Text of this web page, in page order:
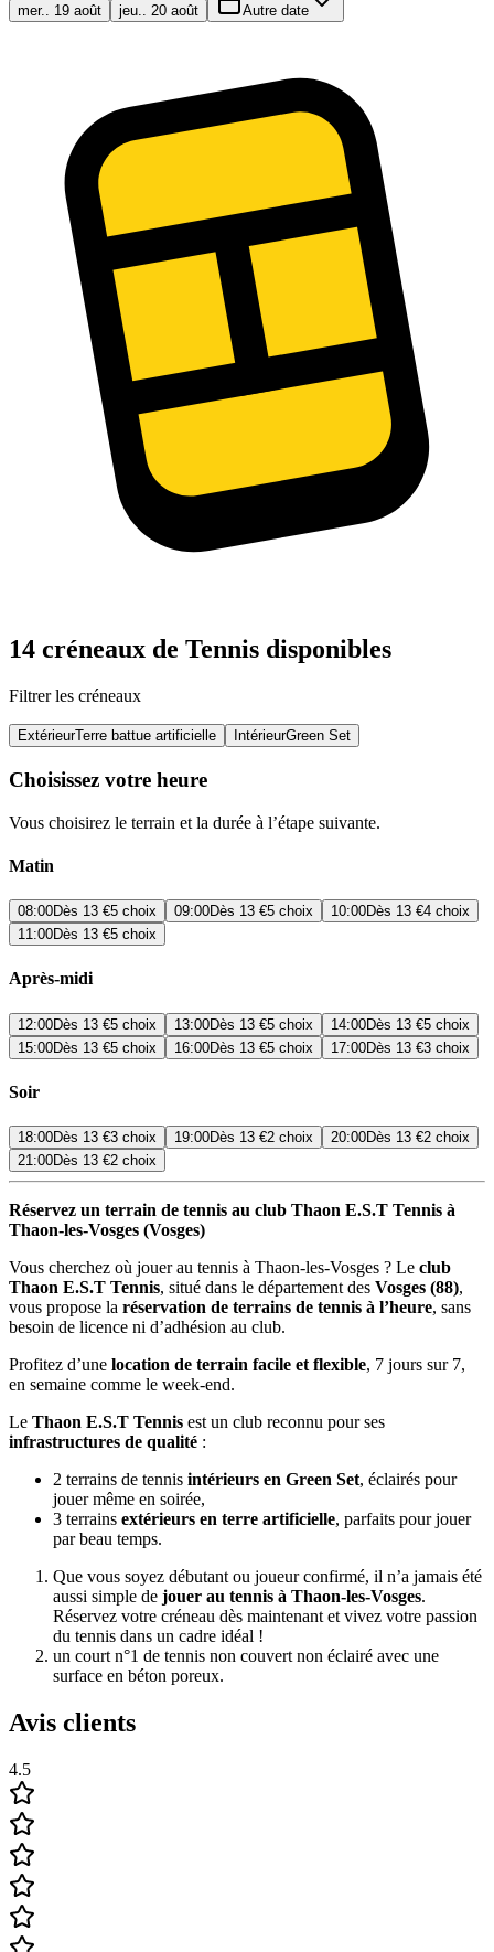
mer.. 19 août jeu.. 20 août Autre date
14 créneaux de Tennis disponibles
Filtrer les créneaux
ExtérieurTerre battue artificielle IntérieurGreen Set
Choisissez votre heure
Vous choisirez le terrain et la durée à l’étape suivante.
Matin
08:00Dès 13 €5 choix 09:00Dès 13 €5 choix 10:00Dès 13 €4 choix
11:00Dès 13 €5 choix
Après-midi
12:00Dès 13 €5 choix 13:00Dès 13 €5 choix 14:00Dès 13 €5 choix
15:00Dès 13 €5 choix 16:00Dès 13 €5 choix 17:00Dès 13 €3 choix
Soir
18:00Dès 13 €3 choix 19:00Dès 13 €2 choix 20:00Dès 13 €2 choix
21:00Dès 13 €2 choix
Réservez un terrain de tennis au club Thaon E.S.T Tennis à
Thaon-les-Vosges (Vosges)
Vous cherchez où jouer au tennis à Thaon-les-Vosges ? Le club
Thaon E.S.T Tennis, situé dans le département des Vosges (88),
vous propose la réservation de terrains de tennis à l’heure, sans
besoin de licence ni d’adhésion au club.
Profitez d’une location de terrain facile et flexible, 7 jours sur 7,
en semaine comme le week-end.
Le Thaon E.S.T Tennis est un club reconnu pour ses
infrastructures de qualité :
2 terrains de tennis intérieurs en Green Set, éclairés pour
jouer même en soirée,
3 terrains extérieurs en terre artificielle, parfaits pour jouer
par beau temps.
Que vous soyez débutant ou joueur confirmé, il n’a jamais été
aussi simple de jouer au tennis à Thaon-les-Vosges.
Réservez votre créneau dès maintenant et vivez votre passion
du tennis dans un cadre idéal !
un court n°1 de tennis non couvert non éclairé avec une
surface en béton poreux.
Avis clients
4.5